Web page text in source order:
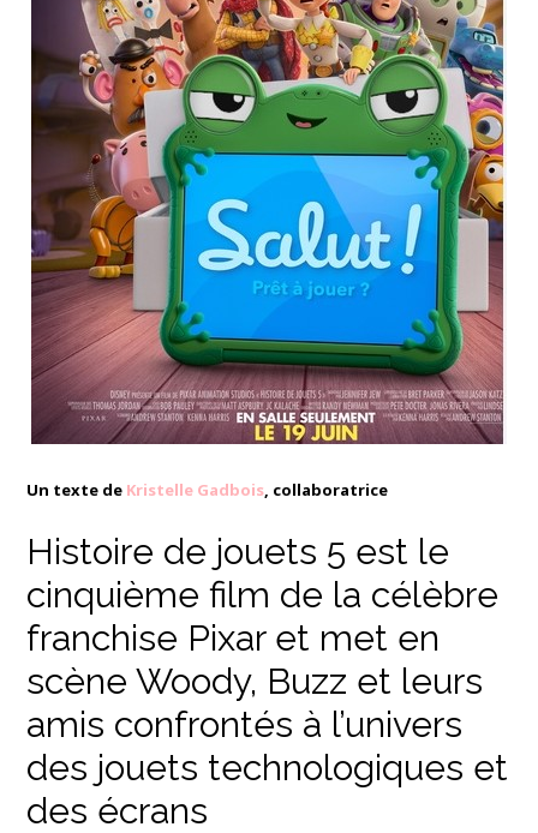
Un texte de Kristelle Gadbois, collaboratrice
Histoire de jouets 5 est le
cinquième film de la célèbre
franchise Pixar et met en
scène Woody, Buzz et leurs
amis confrontés à l’univers
des jouets technologiques et
des écrans